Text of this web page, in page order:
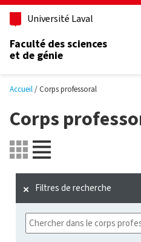
Université Laval
Faculté des sciences
et de génie
Accueil Corps professoral
Corps
Filtres de recherche